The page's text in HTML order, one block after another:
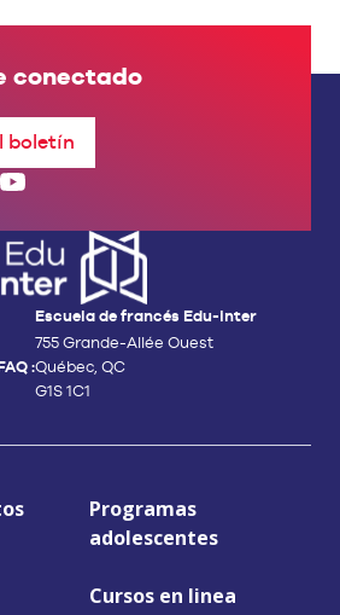
:
Escuela de francés Edu-inter
755 Grande-Allée Ouest
Québec, QC
G1S 1C1
conectado
boletín
Programas
adolescentes
Cursos en linea